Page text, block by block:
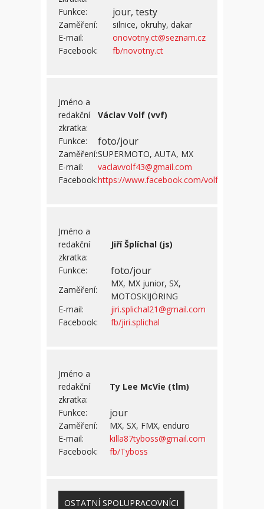
Funkce:
jour, testy
Zaměření:
silnice, okruhy, dakar
E-mail:
onovotny.ct@seznam.cz
Facebook:
fb/novotny.ct
Jméno a
redakční
zkratka:
Václav Volf (vvf)
Funkce: foto/jour
Zaměření:SUPERMOTO, AUTA, MX
E-mail:
vaclavvolf43@gmail.com
Facebook:https://www.facebook.com/volfvasek/
Jméno a
redakční
zkratka:
Jiří Šplíchal (js)
Funkce: foto/jour
Zaměření:
MX, MX junior, SX,
MOTOSKIJÖRING
E-mail:
jiri.splichal21@gmail.com
Facebook:
fb/jiri.splichal
Jméno a
redakční
zkratka:
Ty Lee McVie (tlm)
Funkce: jour
Zaměření:
MX, SX, FMX, enduro
E-mail:
killa87tyboss@gmail.com
Facebook:
fb/Tyboss
OSTATNÍ SPOLUPRACOVNÍCI